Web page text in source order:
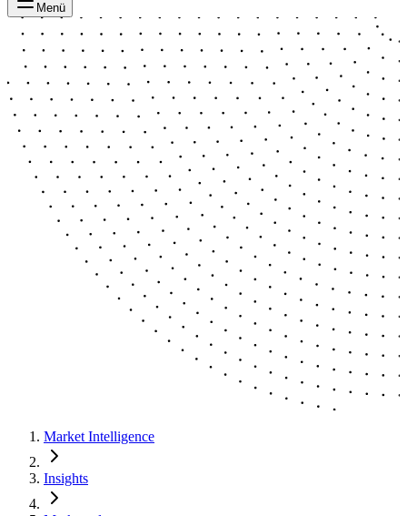
Menü
Market Intelligence
Insights